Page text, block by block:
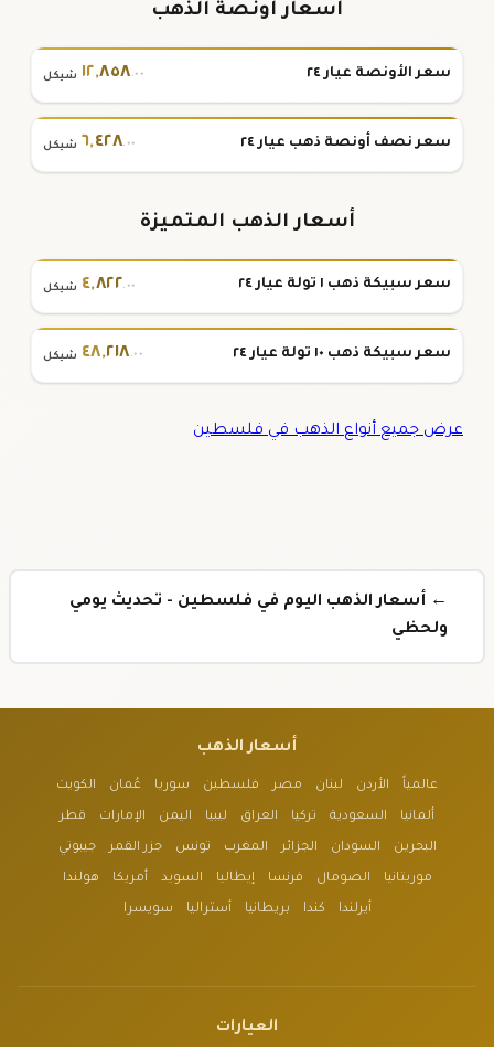
أسعار أونصة الذهب
سعر الأونصة عيار ٢٤ ١٢,٨٥٨.٠٠ شيكل
سعر نصف أونصة ذهب عيار ٢٤ ٦,٤٢٨.٠٠ شيكل
أسعار الذهب المتميزة
سعر سبيكة ذهب ١ تولة عيار ٢٤ ٤,٨٢٢.٠٠ شيكل
سعر سبيكة ذهب ١٠ تولة عيار ٢٤ ٤٨,٢١٨.٠٠ شيكل
عرض جميع أنواع الذهب في فلسطين
← أسعار الذهب اليوم في فلسطين - تحديث يومي
ولحظي
أسعار الذهب
عالمياً الأردن لبنان مصر فلسطين سوريا عُمان الكويت
ألمانيا السعودية تركيا العراق ليبيا اليمن الإمارات قطر
البحرين السودان الجزائر المغرب تونس جزر القمر جيبوتي
موريتانيا الصومال فرنسا إيطاليا السويد أمريكا هولندا
أيرلندا كندا بريطانيا أستراليا سويسرا
العيارات